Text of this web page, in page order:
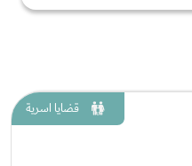
قضايا اسرية